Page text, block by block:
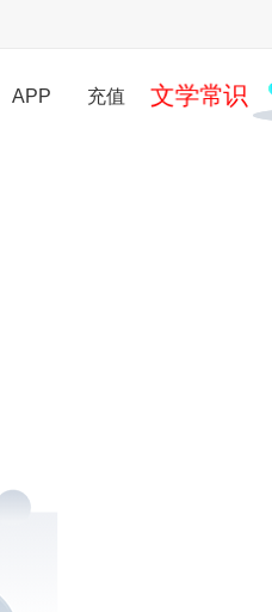
APP 充值 文学常识